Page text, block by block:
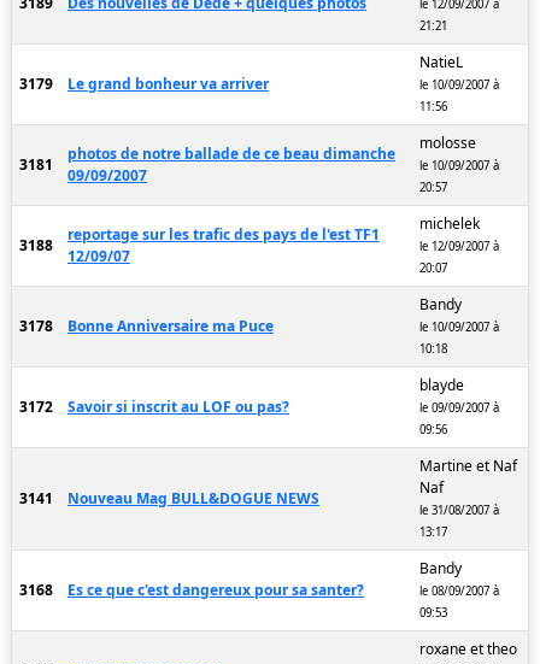
le 12/09/2007 à
21:21
3179 Le grand bonheur va arriver
NatieL
le 10/09/2007 à
11:56
3181
photos de notre ballade de ce beau dimanche
09/09/2007
molosse
le 10/09/2007 à
20:57
3188
reportage sur les trafic des pays de l'est TF1
12/09/07
michelek
le 12/09/2007 à
20:07
3178 Bonne Anniversaire ma Puce
Bandy
le 10/09/2007 à
10:18
3172 Savoir si inscrit au LOF ou pas?
blayde
le 09/09/2007 à
09:56
3141 Nouveau Mag BULL&DOGUE NEWS
Martine et Naf
Naf
le 31/08/2007 à
13:17
3168 Es ce que c'est dangereux pour sa santer?
Bandy
le 08/09/2007 à
09:53
roxane et theo